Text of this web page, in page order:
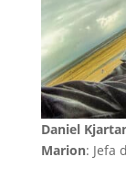
Daniel
Marion: Jefa